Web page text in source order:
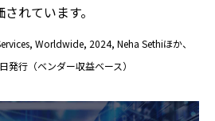
されています。
Worldwide, 2024, Neha Sethiほか、
発行（ベンダー収益ベース）